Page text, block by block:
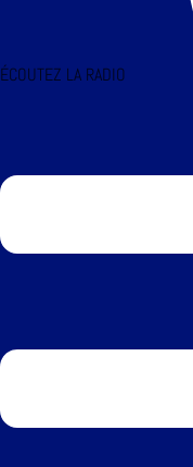
ÉCOUTEZ LA RADIO